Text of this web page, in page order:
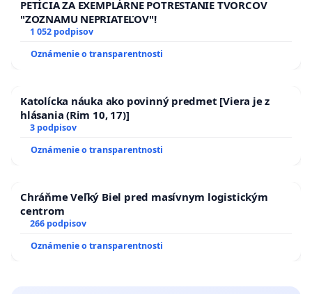
PETÍCIA ZA EXEMPLÁRNE POTRESTANIE TVORCOV
"ZOZNAMU NEPRIATEĽOV"!
1 052 podpisov
Oznámenie o transparentnosti
Katolícka náuka ako povinný predmet [Viera je z
hlásania (Rim 10, 17)]
3 podpisov
Oznámenie o transparentnosti
Chráňme Veľký Biel pred masívnym logistickým
centrom
266 podpisov
Oznámenie o transparentnosti